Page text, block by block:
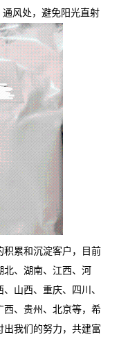
风处，避免阳光直射
积累和沉淀客户，目前
、湖南、江西、河
山西、重庆、四川、
西、贵州、北京等，希
我们的努力，共建富